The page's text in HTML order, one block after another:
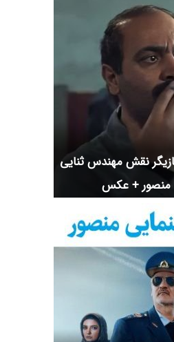
نقش مهندس ثنایی
منصور + عکس